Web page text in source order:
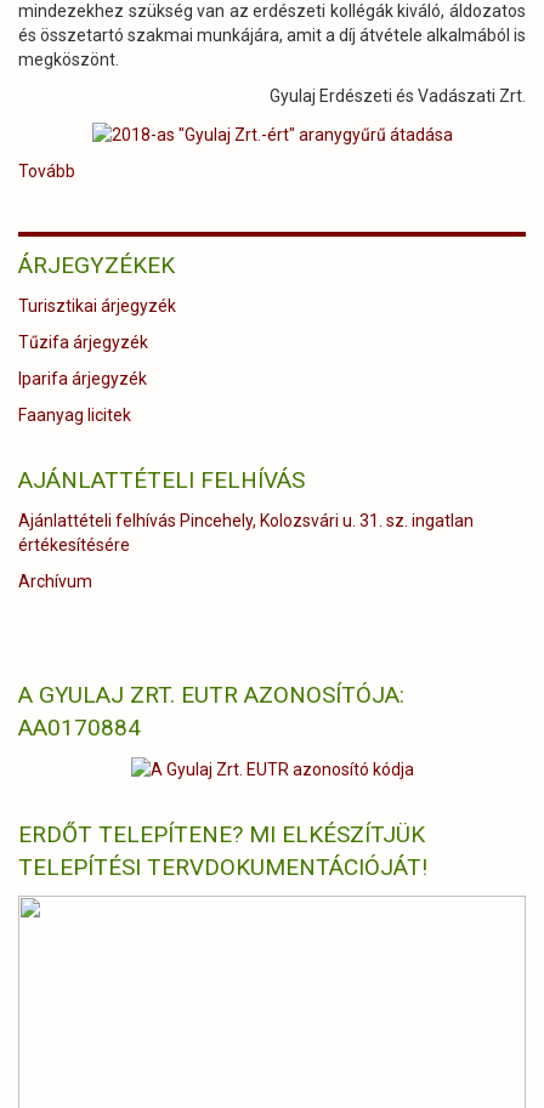
mindezekhez szükség van az erdészeti kollégák kiváló, áldozatos
és összetartó szakmai munkájára, amit a díj átvétele alkalmából is
megköszönt.
Gyulaj Erdészeti és Vadászati Zrt.
Tovább
Palánki
Gábor
ÁRJEGYZÉKEK
Turisztikai árjegyzék
Tűzifa árjegyzék
Iparifa árjegyzék
Faanyag licitek
AJÁNLATTÉTELI FELHÍVÁS
Ajánlattételi felhívás Pincehely, Kolozsvári u. 31. sz. ingatlan
értékesítésére
Archívum
A GYULAJ ZRT. EUTR AZONOSÍTÓJA:
AA0170884
ERDŐT TELEPÍTENE? MI ELKÉSZÍTJÜK
TELEPÍTÉSI TERVDOKUMENTÁCIÓJÁT!